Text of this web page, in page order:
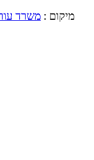
מיקום : משרד